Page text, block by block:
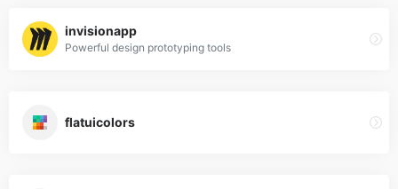
invisionapp
Powerful design prototyping tools
flatuicolors